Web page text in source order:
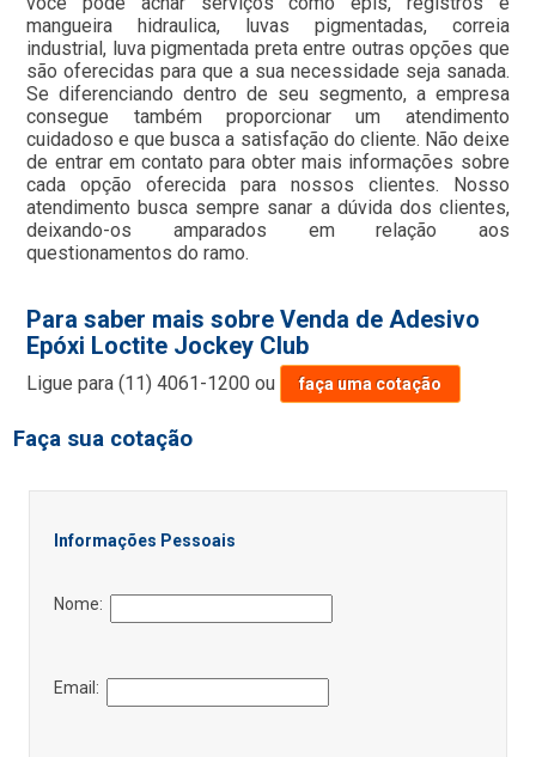
mangueira hidraulica, luvas pigmentadas, correia
industrial, luva pigmentada preta entre outras opções que
são oferecidas para que a sua necessidade seja sanada.
Se diferenciando dentro de seu segmento, a empresa
consegue também proporcionar um atendimento
cuidadoso e que busca a satisfação do cliente. Não deixe
de entrar em contato para obter mais informações sobre
cada opção oferecida para nossos clientes. Nosso
atendimento busca sempre sanar a dúvida dos clientes,
deixando-os amparados em relação aos
questionamentos do ramo.
Para saber mais sobre Venda de Adesivo
Epóxi Loctite Jockey Club
Ligue para(11) 4061-1200 ou faça uma cotação
Faça sua cotação
Informações Pessoais
Nome:
Email: